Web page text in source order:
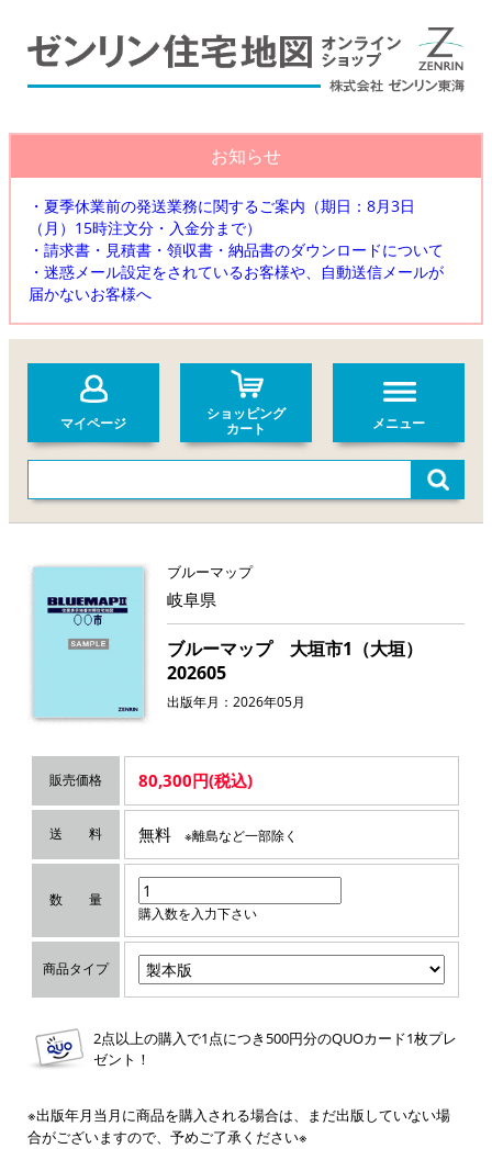
お知らせ
・夏季休業前の発送業務に関するご案内（期日：8月3日
（月）15時注文分・入金分まで）
・請求書・見積書・領収書・納品書のダウンロードについて
・迷惑メール設定をされているお客様や、自動送信メールが
届かないお客様へ
マイページ
ショッピング
カート
メニュー
ブルーマップ
岐阜県
ブルーマップ 大垣市1（大垣）
202605
出版年月：2026年05月
販売価格 80,300円(税込)
送 料 無料 ※離島など一部除く
数 量
購入数を入力下さい
商品タイプ
2点以上の購入で1点につき500円分のQUOカード1枚プレ
ゼント！
※出版年月当月に商品を購入される場合は、まだ出版していない場
合がございますので、予めご了承ください※